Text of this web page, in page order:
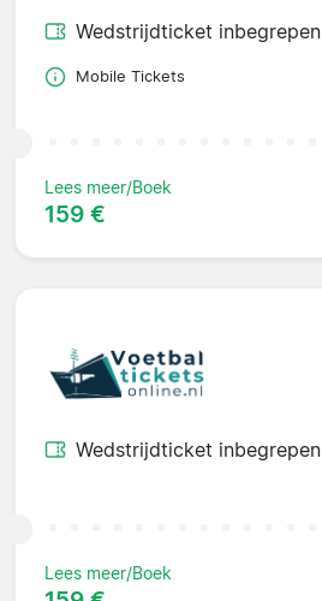
Wedstrijdticket inbegrepen
Mobile Tickets
Lees meer/Boek
159 €
Wedstrijdticket inbegrepen
Lees meer/Boek